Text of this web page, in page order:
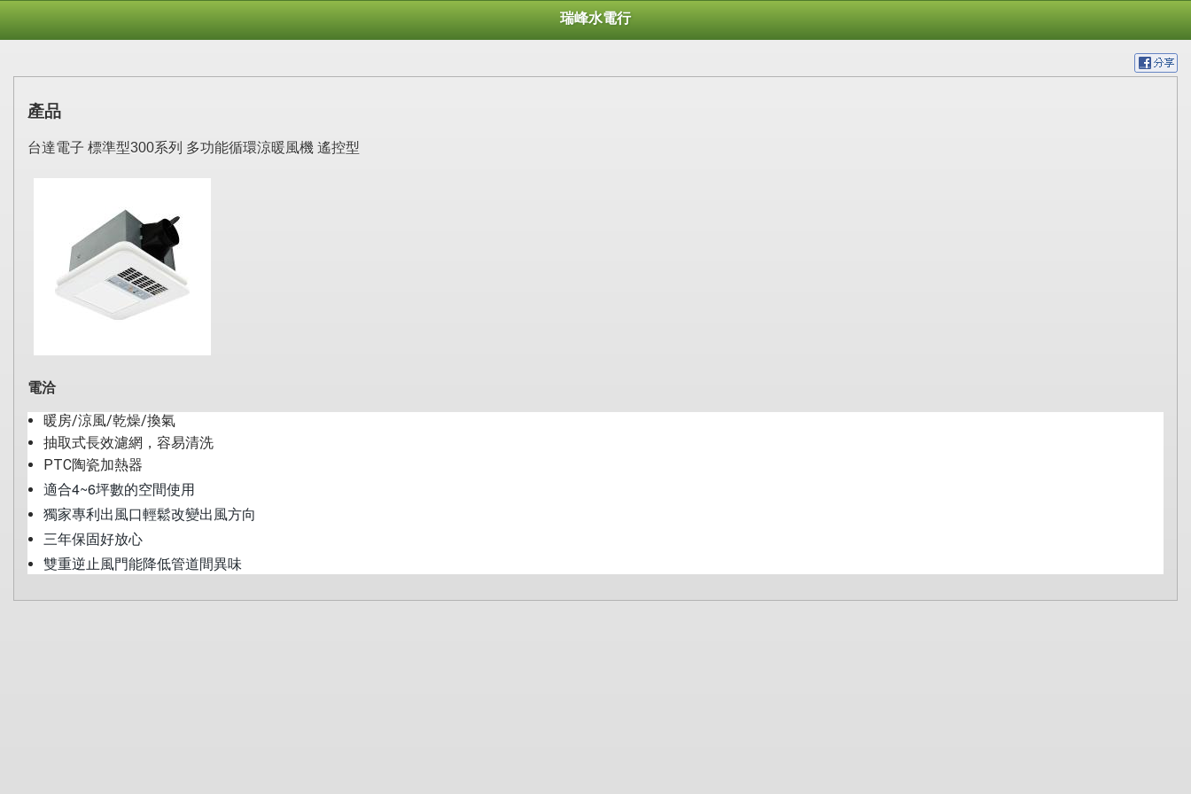
瑞峰水電行
產品
台達電子 標準型300系列 多功能循環涼暖風機 遙控型
電洽
暖房/涼風/乾燥/換氣
抽取式長效濾網，容易清洗
PTC陶瓷加熱器
適合4~6坪數的空間使用
獨家專利出風口輕鬆改變出風方向
三年保固好放心
雙重逆止風門能降低管道間異味